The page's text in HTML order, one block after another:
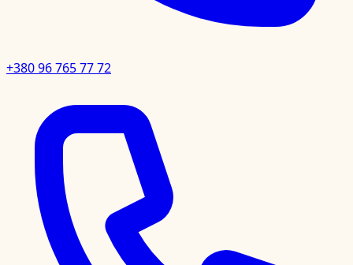
+380 96 765 77 72